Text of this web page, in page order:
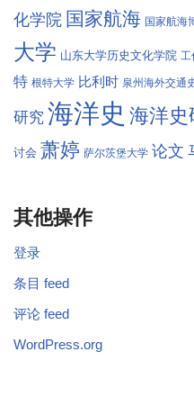
化学院 国家航海 国家航海
大学 山东大学历史文化学院 工
特 根特大学 比利时 泉州海外交通
研究 海洋史 海洋史
讨会 萧婷 萨尔茨堡大学 论文
其他操作
登录
条目 feed
评论 feed
WordPress.org